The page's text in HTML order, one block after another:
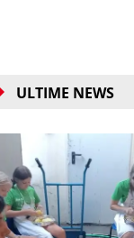
ULTIME NEWS